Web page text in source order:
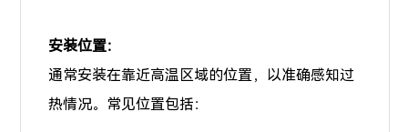
安装位置：
通常安装在靠近高温区域的位置，以准确感知过
热情况。常见位置包括：